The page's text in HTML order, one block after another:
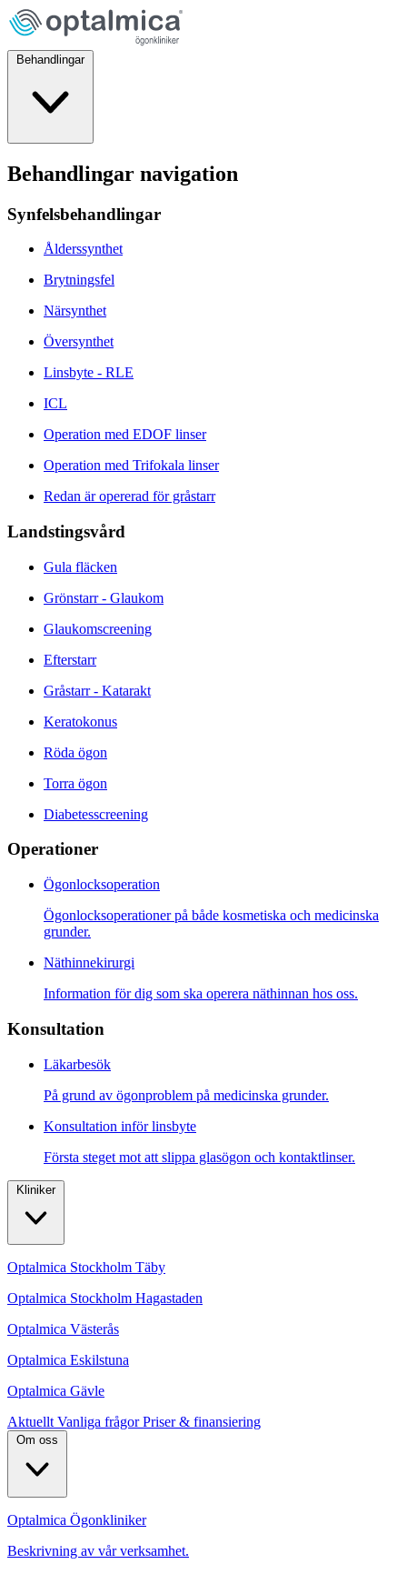
Behandlingar
Behandlingar navigation
Synfelsbehandlingar
Ålderssynthet
Brytningsfel
Närsynthet
Översynthet
Linsbyte - RLE
ICL
Operation med EDOF linser
Operation med Trifokala linser
Redan är opererad för gråstarr
Landstingsvård
Gula fläcken
Grönstarr - Glaukom
Glaukomscreening
Efterstarr
Gråstarr - Katarakt
Keratokonus
Röda ögon
Torra ögon
Diabetesscreening
Operationer
Ögonlocksoperation
Ögonlocksoperationer på både kosmetiska och medicinska
grunder.
Näthinnekirurgi
Information för dig som ska operera näthinnan hos oss.
Konsultation
Läkarbesök
På grund av ögonproblem på medicinska grunder.
Konsultation inför linsbyte
Första steget mot att slippa glasögon och kontaktlinser.
Kliniker
Optalmica Stockholm Täby
Optalmica Stockholm Hagastaden
Optalmica Västerås
Optalmica Eskilstuna
Optalmica Gävle
Aktuellt Vanliga frågorPriser & finansiering
Om oss
Optalmica Ögonkliniker
Beskrivning av vår verksamhet.